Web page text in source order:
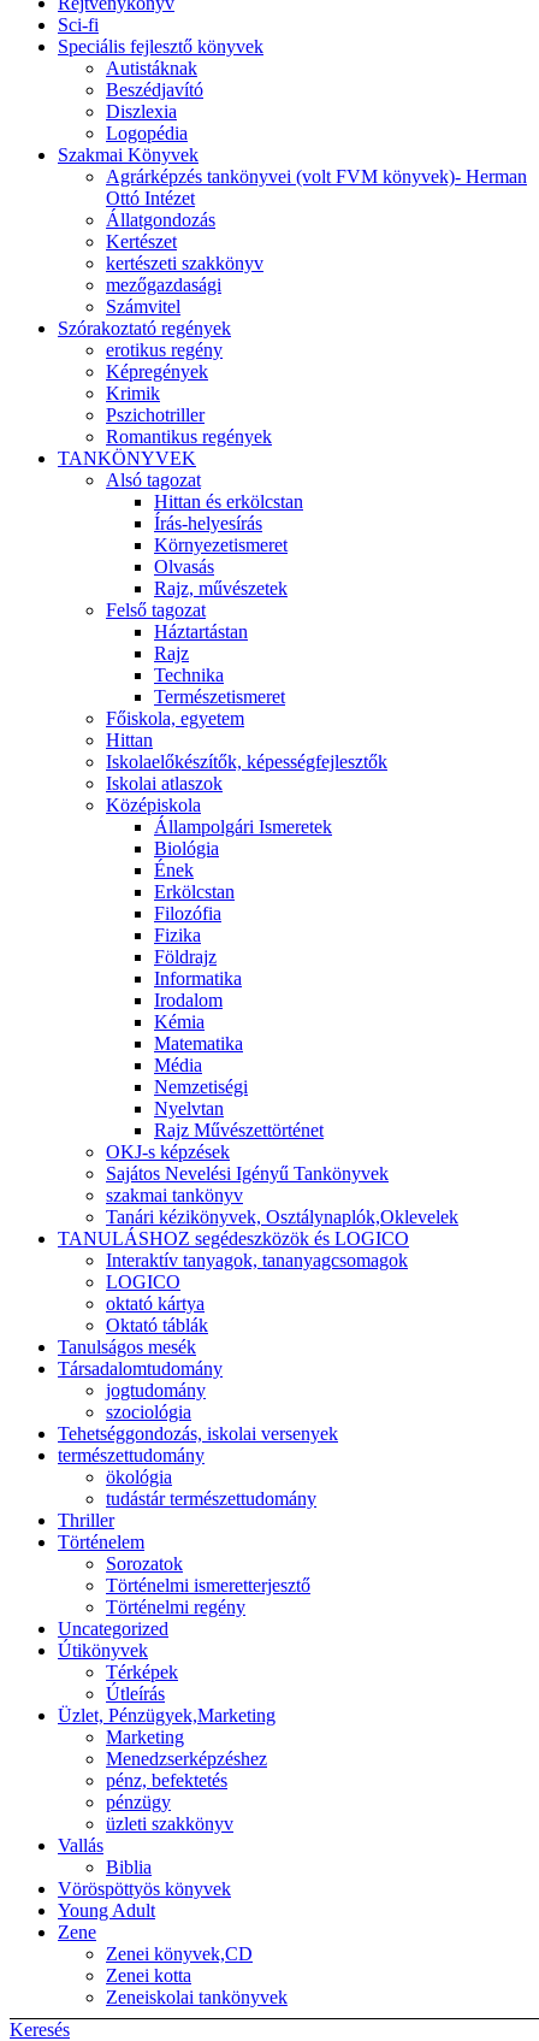
Keresés
Sci-fi
Speciális fejlesztő könyvek
Autistáknak
Beszédjavító
Diszlexia
Logopédia
Szakmai Könyvek
Agrárképzés tankönyvei (volt FVM könyvek)- Herman
Ottó Intézet
Állatgondozás
Kertészet
kertészeti szakkönyv
mezőgazdasági
Számvitel
Szórakoztató regények
erotikus regény
Képregények
Krimik
Pszichotriller
Romantikus regények
TANKÖNYVEK
Alsó tagozat
Hittan és erkölcstan
Írás-helyesírás
Környezetismeret
Olvasás
Rajz, művészetek
Felső tagozat
Háztartástan
Rajz
Technika
Természetismeret
Főiskola, egyetem
Hittan
Iskolaelőkészítők, képességfejlesztők
Iskolai atlaszok
Középiskola
Állampolgári Ismeretek
Biológia
Ének
Erkölcstan
Filozófia
Fizika
Földrajz
Informatika
Irodalom
Kémia
Matematika
Média
Nemzetiségi
Nyelvtan
Rajz Művészettörténet
OKJ-s képzések
Sajátos Nevelési Igényű Tankönyvek
szakmai tankönyv
Tanári kézikönyvek, Osztálynaplók,Oklevelek
TANULÁSHOZ segédeszközök és LOGICO
Interaktív tanyagok, tananyagcsomagok
LOGICO
oktató kártya
Oktató táblák
Tanulságos mesék
Társadalomtudomány
jogtudomány
szociológia
Tehetséggondozás, iskolai versenyek
természettudomány
ökológia
tudástár természettudomány
Thriller
Történelem
Sorozatok
Történelmi ismeretterjesztő
Történelmi regény
Uncategorized
Útikönyvek
Térképek
Útleírás
Üzlet, Pénzügyek,Marketing
Marketing
Menedzserképzéshez
pénz, befektetés
pénzügy
üzleti szakkönyv
Vallás
Biblia
Vöröspöttyös könyvek
Young Adult
Zene
Zenei könyvek,CD
Zenei kotta
Zeneiskolai tankönyvek